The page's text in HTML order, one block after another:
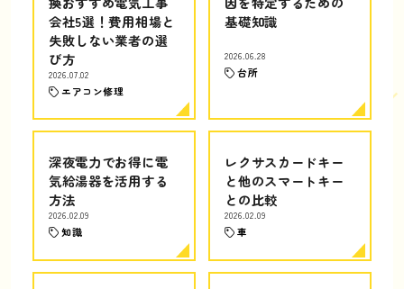
会社5選！費用相場と
失敗しない業者の選
び方
2026.07.02
エアコン修理
基礎知識
2026.06.28
台所
深夜電力でお得に電
気給湯器を活用する
方法
2026.02.09
知識
レクサスカードキー
と他のスマートキー
との比較
2026.02.09
車